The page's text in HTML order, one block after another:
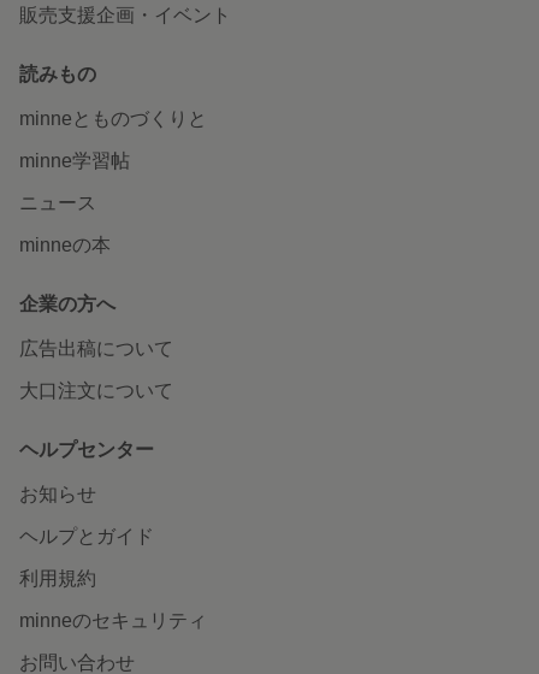
販売支援企画・イベント
読みもの
minneとものづくりと
minne学習帖
ニュース
minneの本
企業の方へ
広告出稿について
大口注文について
ヘルプセンター
お知らせ
ヘルプとガイド
利用規約
minneのセキュリティ
お問い合わせ